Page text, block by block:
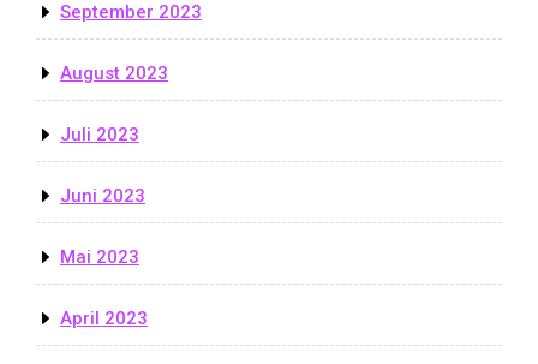
September 2023
August 2023
Juli 2023
Juni 2023
Mai 2023
April 2023